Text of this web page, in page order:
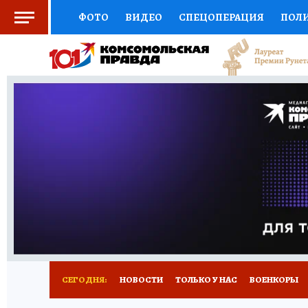
ФОТО ВИДЕО СПЕЦОПЕРАЦИЯ
СОЦПОДДЕРЖКА НАУКА СПОРТ
ВЫБОР ЭКСПЕРТОВ ДОКТОР
ПРОГНОЗЫ НА СПОРТ
НОВОЕ
СЕГОДНЯ: НОВОСТИ ТОЛЬКО У НАС ВОЕНКОРЫ